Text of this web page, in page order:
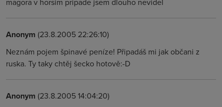
Anonym (23.8.2005 22:26:10)
Neznám pojem špinavé peníze! Připadáš mi jak občani z
ruska. Ty taky chtěj šecko hotově:-D
Anonym (23.8.2005 14:04:20)